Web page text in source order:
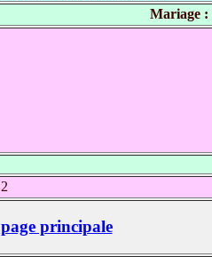
Mariage :
principale